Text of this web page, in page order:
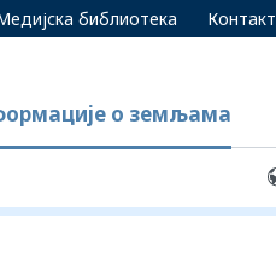
библиотека Контакт
о земљама